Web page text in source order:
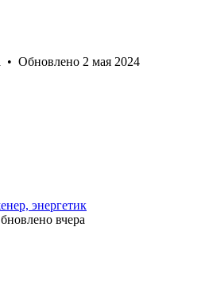
• Обновлено 2 мая 2024
энергетик
вчера